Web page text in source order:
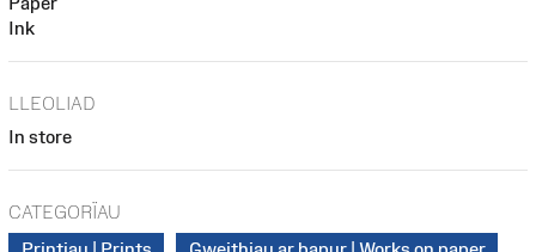
Ink
LLEOLIAD
In store
CATEGORÏAU